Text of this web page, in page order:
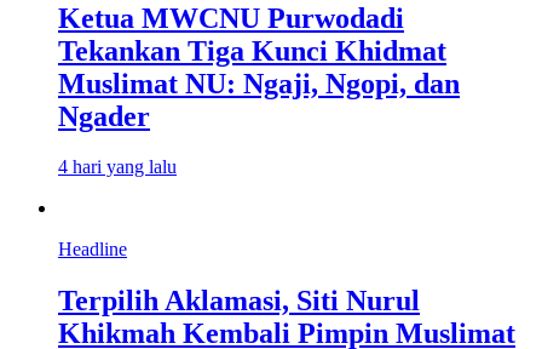
Ketua MWCNU Purwodadi
Tekankan Tiga Kunci Khidmat
Muslimat NU: Ngaji, Ngopi, dan
Ngader
4 hari yang lalu
Headline
Terpilih Aklamasi, Siti Nurul
Khikmah Kembali Pimpin Muslimat